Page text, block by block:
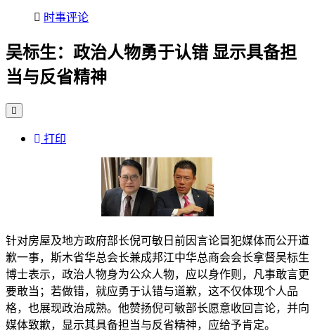
时事评论
吴标生：政治人物勇于认错 显示具备担
当与反省精神
打印
针对房屋及地方政府部长倪可敏日前因言论冒犯媒体而公开道
歉一事，斯木省华总会长兼成邦江中华总商会会长拿督吴标生
博士表示，政治人物身为公众人物，应以身作则，凡事敢言更
要敢当；若做错，就应勇于认错与道歉，这不仅体现个人品
格，也展现政治成熟。 他赞扬倪可敏部长愿意收回言论，并向
媒体致歉，显示其具备担当与反省精神，应给予肯定。